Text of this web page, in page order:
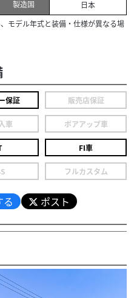
製造国
日本
モデル年式と装備・仕様が異なる場
保証 販売店保証
車 ボアアップ車
FI車
フルカスタム
る ポスト